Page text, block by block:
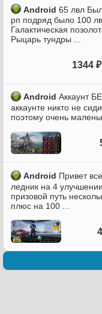
Android 65 лвл
рп подряд было 100
Галактическая
Рыцарь тундры ...
1344 ₽
Android Аккаунт
аккаунте никто не
поэтому очень
Android Привет
ледник на 4
призовой путь
плюс на 100 ...